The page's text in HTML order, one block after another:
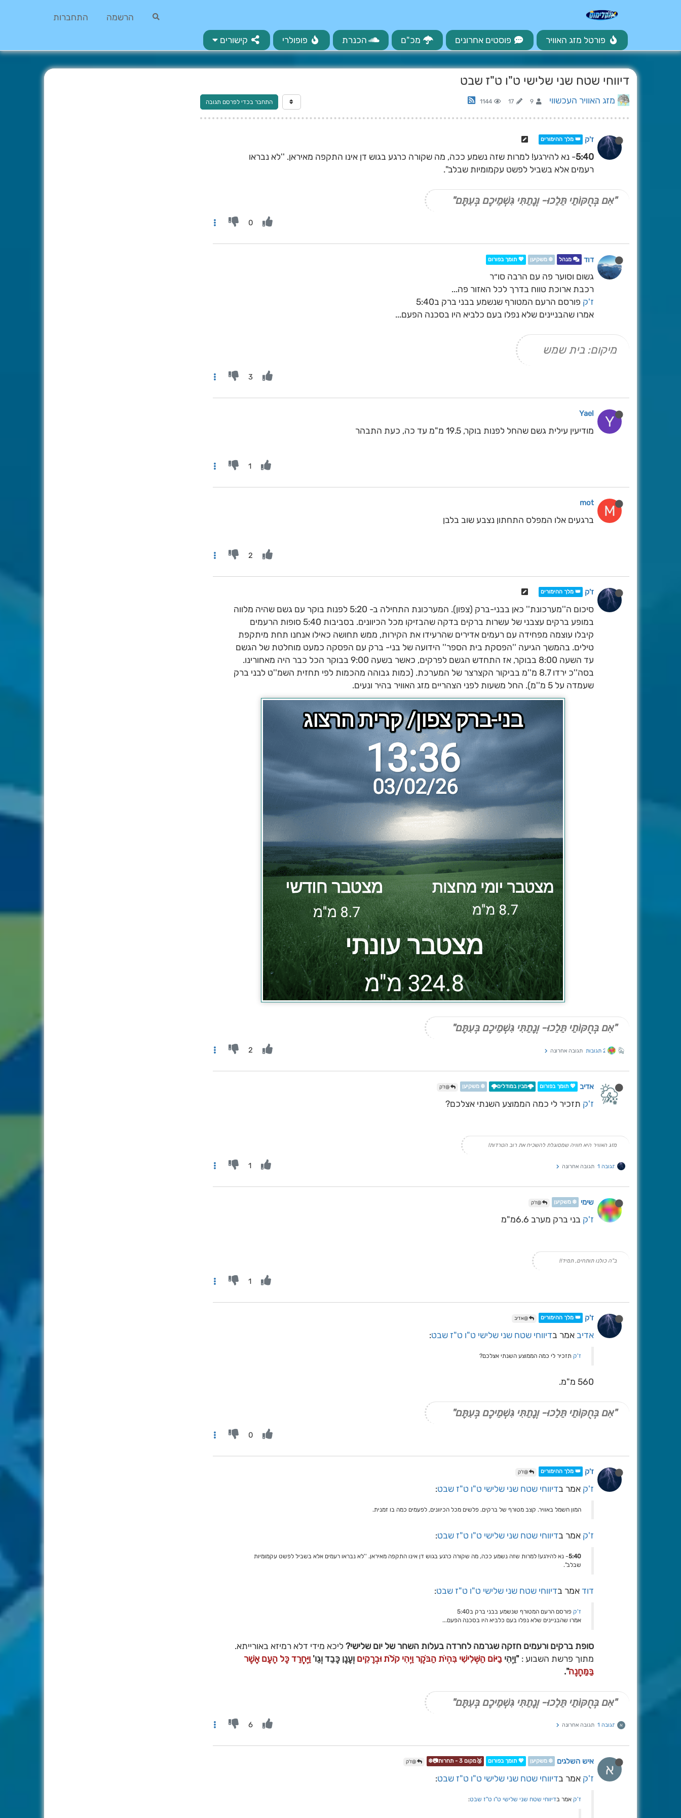
הרשמה התחברות
פורטל מזג האוויר פוסטים אחרונים מכ"ם הכנרת פופולרי קישורים
דיווחי שטח שני שלישי ט"ו ט"ז שבט
מזג האוויר העכשווי 9
17
1144 התחבר בכדי לפרסם תגובה
ז'ק 👑 מלך ההימורים
5:40- נא להירגע! למרות שזה נשמע ככה, מה שקורה כרגע בגוש דן אינו התקפה מאיראן. ''לא נבראו
רעמים אלא בשביל לפשט עקמומיות שבלב".
"אִם בְּחֻקּוֹתַי תֵּלֵכוּ- וְנָתַתִּי גִּשְׁמֵיכֶם בְּעִתָּם"
0
דוד מנהל ❄️ משקיען 💖 תומך בפורום
גשום וסוער פה עם הרבה סו״ר
רכבת ארוכת טווח בדרך לכל האזור פה...
ז'ק פורסם הרעם המטורף שנשמע בבני ברק ב5:40
אמרו שהבניינים שלא נפלו בעם כלביא היו בסכנה הפעם...
מיקום: בית שמש
3
Y
Yael
מודיעין עילית גשם שהחל לפנות בוקר, 19.5 מ"מ עד כה, כעת התבהר
1
M
mot
ברגעים אלו המפלס התחתון נצבע שוב בלבן
2
ז'ק 👑 מלך ההימורים
סיכום ה''מערכונת'' כאן בבני-ברק (צפון). המערכונת התחילה ב- 5:20 לפנות בוקר עם גשם שהיה מלווה
במופע ברקים עצבני של עשרות ברקים בדקה שהבזיקו מכל הכיוונים. בסביבות 5:40 סופות הרעמים
קיבלו עוצמה מפחידה עם רעמים אדירים שהרעידו את הקירות, ממש תחושה כאילו אנחנו תחת מיתקפת
טילים. בהמשך הגיעה ''הפסקת בית הספר'' הידועה של בני- ברק עם הפסקה כמעט מוחלטת של הגשם
עד השעה 8:00 בבוקר, אז התחדש הגשם לפרקים, כאשר בשעה 9:00 בבוקר הכל כבר היה מאחורינו.
בסה''כ ירדו 8.7 מ''מ בביקור הקצרצר של המערכת. (כמות גבוהה מהכמות לפי תחזית השמ''ט לבני ברק
שעמדה על 5 מ''מ). החל משעות לפני הצהריים מזג האוויר בהיר ונעים.
"אִם בְּחֻקּוֹתַי תֵּלֵכוּ- וְנָתַתִּי גִּשְׁמֵיכֶם בְּעִתָּם"
2 תגובות תגובה אחרונה 2
אדיב 💖 תומך בפורום 🌩️מבין במודלים🌩️ ❄️ משקיען @ז'ק
ז'ק תזכיר לי כמה הממוצע השנתי אצלכם?
מזג האוויר היא חוויה שמסוגלת להשכיח את רוב הטרדות!
תגובה 1 תגובה אחרונה 1
שימי ❄️ משקיען @ז'ק
ז'ק בני ברק מערב 6.6מ"מ
ב"ה כולנו תותחים, תמיד!!
1
ז'ק 👑 מלך ההימורים @אדיב
אדיב אמר בדיווחי שטח שני שלישי ט"ו ט"ז שבט:
ז'ק תזכיר לי כמה הממוצע השנתי אצלכם?
560 מ"מ.
"אִם בְּחֻקּוֹתַי תֵּלֵכוּ- וְנָתַתִּי גִּשְׁמֵיכֶם בְּעִתָּם"
0
ז'ק 👑 מלך ההימורים @ז'ק
ז'ק אמר בדיווחי שטח שני שלישי ט"ו ט"ז שבט:
המון חשמל באוויר. קצב מטורף של ברקים. פלשים מכל הכיוונים, לפעמים כמה בו זמנית.
ז'ק אמר בדיווחי שטח שני שלישי ט"ו ט"ז שבט:
5:40- נא להירגע! למרות שזה נשמע ככה, מה שקורה כרגע בגוש דן אינו התקפה מאיראן. ''לא נבראו רעמים אלא בשביל לפשט עקמומיות
שבלב".
דוד אמר בדיווחי שטח שני שלישי ט"ו ט"ז שבט:
ז'ק פורסם הרעם המטורף שנשמע בבני ברק ב5:40
אמרו שהבניינים שלא נפלו בעם כלביא היו בסכנה הפעם...
סופת ברקים ורעמים חזקה שגרמה לחרדה בעלות השחר של יום שלישי? ליכא מידי דלא רמיזא באורייתא.
מתוך פרשת השבוע : "וַיְהִי בַיּוֹם הַשְּׁלִישִׁי בִּהְיֹת הַבֹּקֶר וַיְהִי קֹלֹת וּבְרָקִים וְעָנָן כָּבֵד וְגֵו' וַיֶּחֱרַד כָּל הָעָם אֲשֶׁר
בַּמַּחֲנֶה".
"אִם בְּחֻקּוֹתַי תֵּלֵכוּ- וְנָתַתִּי גִּשְׁמֵיכֶם בְּעִתָּם"
א תגובה 1 תגובה אחרונה 6
א איש השלגים ❄️ משקיען 💖 תומך בפורום 🥉מקום 3 - תחרות📷❄️ @ז'ק
ז'ק אמר בדיווחי שטח שני שלישי ט"ו ט"ז שבט:
ז'ק אמר בדיווחי שטח שני שלישי ט"ו ט"ז שבט: